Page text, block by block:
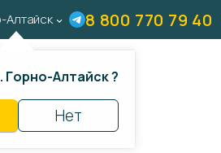
Алтайск
Горно-Алтайск ?
Нет
8 800 770 79 40